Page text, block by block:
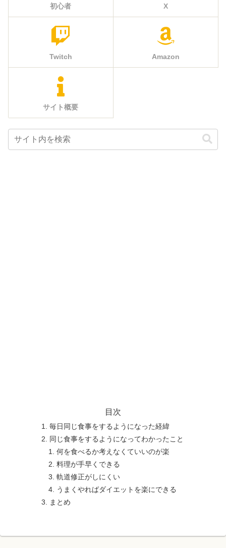
初心者 X
Twitch Amazon
サイト概要
目次
毎日同じ食事をするようになった経緯
同じ食事をするようになってわかったこと
何を食べるか考えなくていいのが楽
料理が手早くできる
軌道修正がしにくい
うまくやればダイエットを楽にできる
まとめ